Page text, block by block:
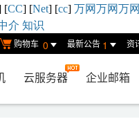
[CC] [Net] [cc] 万网万网万网
介 知识